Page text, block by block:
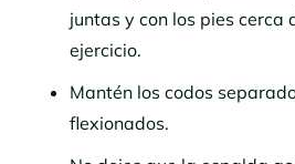
juntas y con los pies cerca
ejercicio.
Mantén los codos
flexionados.